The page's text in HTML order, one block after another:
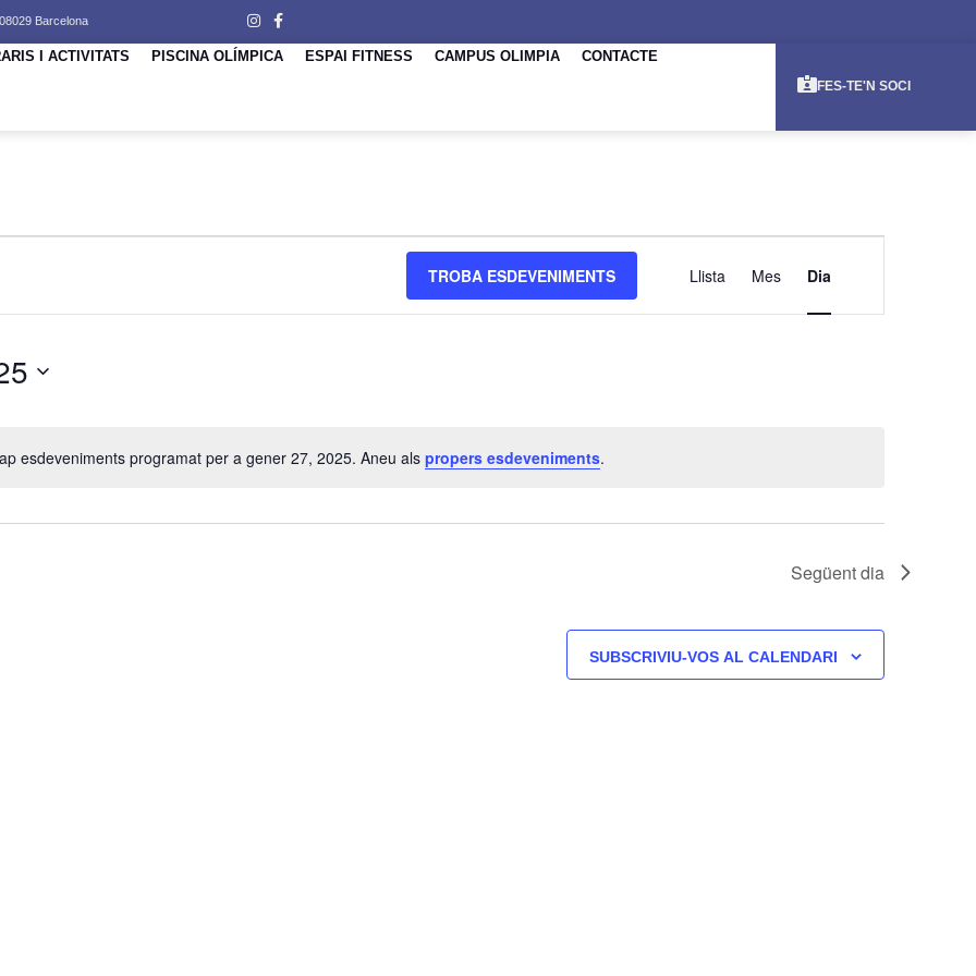
Barcelona
I ACTIVITATS PISCINA OLÍMPICA ESPAI FITNESS CAMPUS OLIMPIA CONTACTE
FES-TE'N SOCI
Avís
esdeveniments programat per a gener 27, 2025. Aneu als propers esdeveniments.
TROBA ESDEVENIMENTS
DE
Llista Mes Dia
Següent dia
SUBSCRIVIU-VOS AL CALENDARI